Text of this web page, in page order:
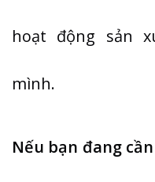
hoạt động sản
mình.
Nếu bạn đang